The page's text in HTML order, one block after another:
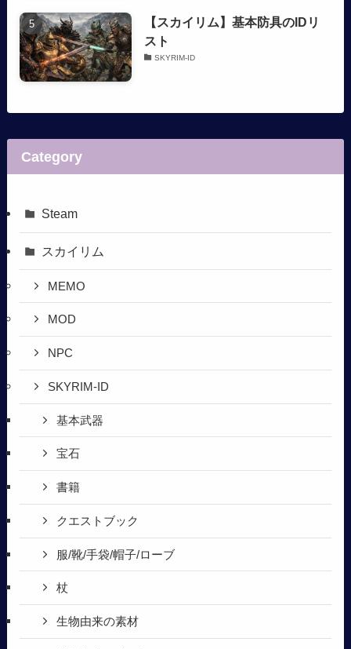
【スカイリム】基本防具のIDリ
スト
SKYRIM-ID
Category
Steam
スカイリム
MEMO
MOD
NPC
SKYRIM-ID
基本武器
宝石
書籍
クエストブック
服/靴/手袋/帽子/ローブ
杖
生物由来の素材